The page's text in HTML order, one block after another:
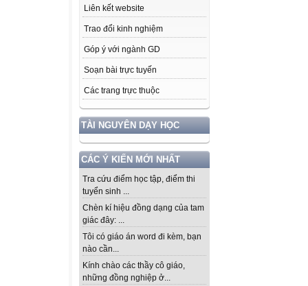
Liên kết website
Trao đổi kinh nghiệm
Góp ý với ngành GD
Soạn bài trực tuyến
Các trang trực thuộc
TÀI NGUYÊN DẠY HỌC
CÁC Ý KIẾN MỚI NHẤT
Tra cứu điểm học tập, điểm thi
tuyển sinh ...
Chèn kí hiệu đồng dạng của tam
giác đây: ...
Tôi có giáo án word đi kèm, bạn
nào cần...
Kính chào các thầy cô giáo,
những đồng nghiệp ở...